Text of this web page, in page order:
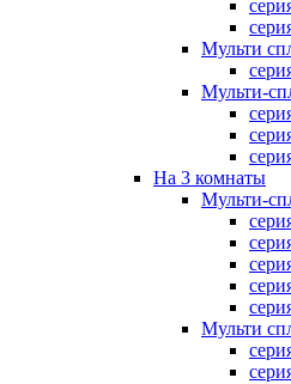
Мульти
Мульти-
На 3 комнаты
Мульти-
Мульти